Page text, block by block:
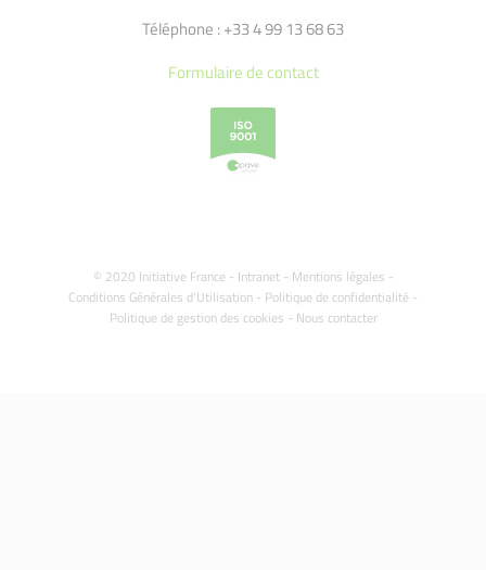
Téléphone : +33 4 99 13 68 63
Formulaire de contact
© 2020 Initiative France - Intranet- Mentions légales -
Conditions Générales d'Utilisation - Politique de confidentialité -
Politique de gestion des cookies - Nous contacter